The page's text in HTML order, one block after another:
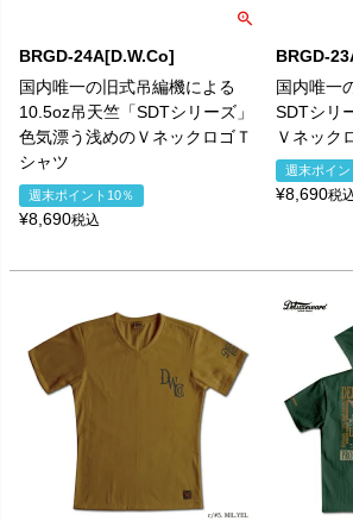
BRGD-24A[D.W.Co]
国内唯一の旧式吊編機による
10.5oz吊天竺「SDTシリーズ」
色気漂う浅めのＶネックロゴＴ
シャツ
週末ポイント10％
¥8,690税込
BRGD-
国内唯一
SDTシリ
Ｖネック
週末ポイン
¥8,690税